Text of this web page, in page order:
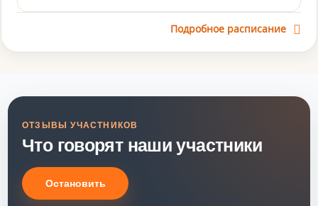
Подробное расписание
ОТЗЫВЫ УЧАСТНИКОВ
Что говорят наши участники
Остановить